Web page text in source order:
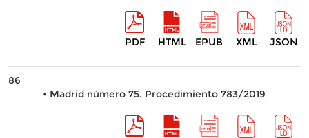
PDF HTML EPUB XML JSON
86
• Madrid número 75. Procedimiento 783/2019